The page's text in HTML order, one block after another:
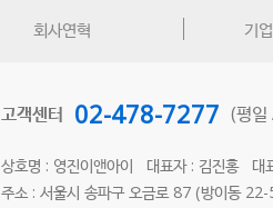
회사연혁 기
고객센터 02-478-7277 (평
상호명 : 영진이앤아이 대표자 : 김진홍 대
주소 : 서울시 송파구 오금로 87 (방이동